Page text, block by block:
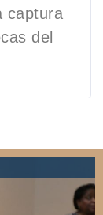
captura
del